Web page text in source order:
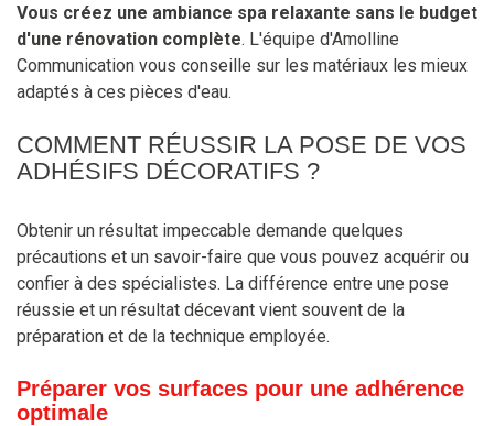
Vous créez une ambiance spa relaxante sans le budget
d'une rénovation complète. L'équipe d'Amolline
Communication vous conseille sur les matériaux les mieux
adaptés à ces pièces d'eau.
COMMENT RÉUSSIR LA POSE DE VOS
ADHÉSIFS DÉCORATIFS ?
Obtenir un résultat impeccable demande quelques
précautions et un savoir-faire que vous pouvez acquérir ou
confier à des spécialistes. La différence entre une pose
réussie et un résultat décevant vient souvent de la
préparation et de la technique employée.
Préparer vos surfaces pour une adhérence
optimale